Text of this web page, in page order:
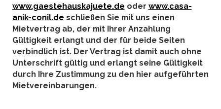
www.gaestehauskajuete.de oder www.casa-
anik-conil.de schließen Sie mit uns einen
Mietvertrag ab, der mit Ihrer Anzahlung
Gültigkeit erlangt und der für beide Seiten
verbindlich ist. Der Vertrag ist damit auch ohne
Unterschrift gültig und erlangt seine Gültigkeit
durch Ihre Zustimmung zu den hier aufgeführten
Mietvereinbarungen.